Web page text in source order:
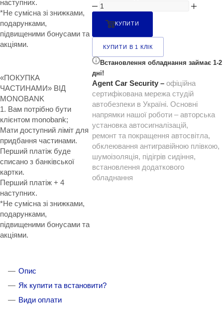
наступних.
*Не сумісна зі знижками,
подарунками,
підвищеними бонусами та
акціями.
«ПОКУПКА
ЧАСТИНАМИ» ВІД
MONOBANK
1. Вам потрібно бути
клієнтом monobank;
Мати доступний ліміт для
придбання частинами.
Перший платіж буде
списано з банківської
картки.
Перший платіж + 4
наступних.
*Не сумісна зі знижками,
подарунками,
підвищеними бонусами та
акціями.
КУПИТИ
КУПИТИ В 1 КЛІК
Встановлення обладнання займає 1-2
дні!
Agent Car Security – офіційна
сертифікована мережа студій
автобезпеки в Україні. Основні
напрямки нашої роботи – авторська
установка автосигналізацій,
ремонт та покращення автосвітла,
обклеювання антигравійною плівкою,
шумоізоляція, підігрів сидіння,
встановлення додаткового
обладнання
Опис
Як купити та встановити?
Види оплати